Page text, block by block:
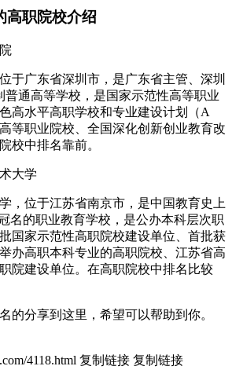
高职院校介绍
于广东省深圳市，是广东省主管、深圳
通高等学校，是国家示范性高等职业
高水平高职学校和专业建设计划（A
等职业院校、全国深化创新创业教育改
校中排名靠前。
大学
，位于江苏省南京市，是中国教育史上
名的职业教育学校，是公办本科层次职
国家示范性高职院校建设单位、首批获
办高职本科专业的高职院校、江苏省高
院建设单位。在高职院校中排名比较
的分享到这里，希望可以帮助到你。
4118.html 复制链接 复制链接